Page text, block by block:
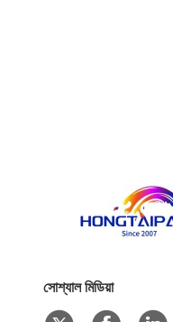
সোশ্যাল মিডিয়া